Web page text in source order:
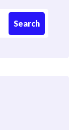
Search